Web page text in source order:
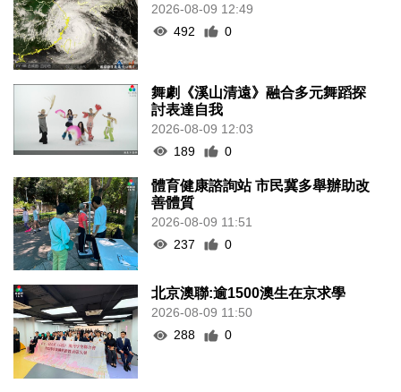
2026-08-09 12:49
492
0
舞劇《溪山清遠》融合多元舞蹈探
討表達自我
2026-08-09 12:03
189
0
體育健康諮詢站 市民冀多舉辦助改
善體質
2026-08-09 11:51
237
0
北京澳聯:逾1500澳生在京求學
2026-08-09 11:50
288
0